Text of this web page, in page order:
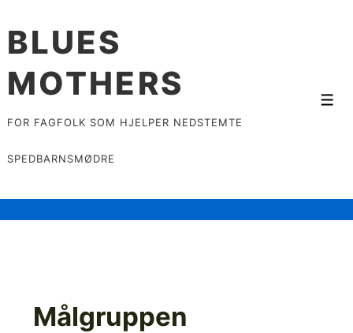
Skip
to
Main
Content
BLUES
MOTHERS
FOR FAGFOLK SOM HJELPER NEDSTEMTE
SPEDBARNSMØDRE
Målgruppen